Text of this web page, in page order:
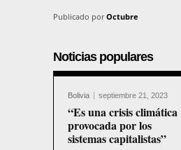
Publicado por Octubre
Noticias populares
Bolivia septiembre 21, 2023
“Es una crisis climática
provocada por los
sistemas capitalistas”